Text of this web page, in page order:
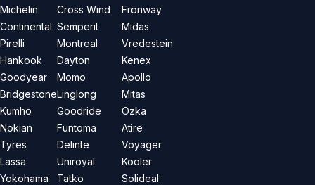
Michelin
Continental
Pirelli
Hankook
Goodyear
Bridgestone
Kumho
Nokian
Tyres
Lassa
Yokohama
Cross Wind
Semperit
Montreal
Dayton
Momo
Linglong
Goodride
Funtoma
Delinte
Uniroyal
Tatko
Fronway
Midas
Vredestein
Kenex
Apollo
Mitas
Özka
Atire
Voyager
Kooler
Solideal